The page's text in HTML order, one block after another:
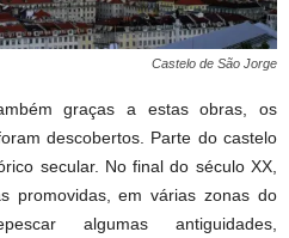
Castelo de São Jorge
graças a estas obras, os
descobertos. Parte do castelo
secular. No final do século XX,
promovidas, em várias zonas do
algumas antiguidades,